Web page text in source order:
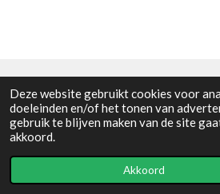
Deze website gebruikt cookies voor
doeleinden en/of het tonen van
gebruik te blijven maken van de site
akkoord.
Akkoord
Algemene voorwaarden
© 2021 - RC en mineralenshop Het